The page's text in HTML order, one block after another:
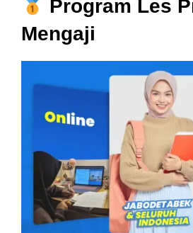
Program Les
Mengaji